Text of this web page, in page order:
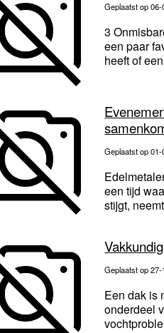
Geplaatst op
3
een paar
heeft of
Geplaatst op
een tijd
stijgt,
Geplaatst op
Een dak is
onderdeel